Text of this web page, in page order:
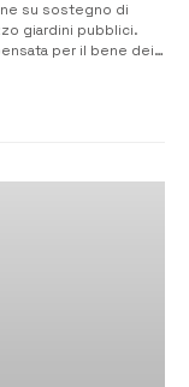
su sostegno di
giardini pubblici.
per il bene dei
porte chiuse d...